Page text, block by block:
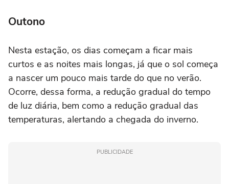
Outono
Nesta estação, os dias começam a ficar mais
curtos e as noites mais longas, já que o sol começa
a nascer um pouco mais tarde do que no verão.
Ocorre, dessa forma, a redução gradual do tempo
de luz diária, bem como a redução gradual das
temperaturas, alertando a chegada do inverno.
PUBLICIDADE